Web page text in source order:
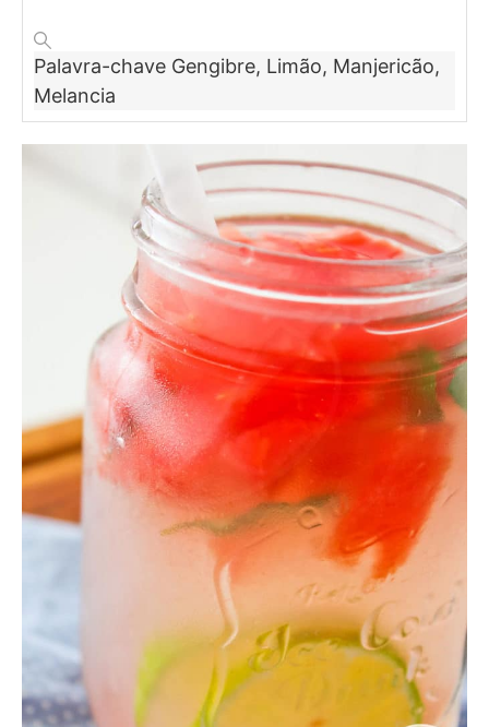
Palavra-chave Gengibre, Limão, Manjericão,
Melancia